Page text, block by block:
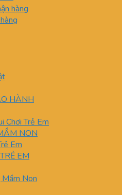
hàng
HÀNH
Chơi Trẻ Em
NON
Em
EM
Mầm Non